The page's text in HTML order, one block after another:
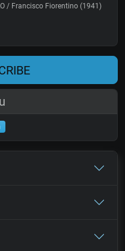
/ Francisco Fiorentino (1941)